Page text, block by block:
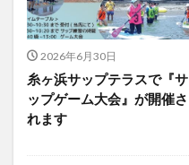
2026年6月30日
糸ヶ浜サップテラスで『サ
ップゲーム大会』が開催さ
れます